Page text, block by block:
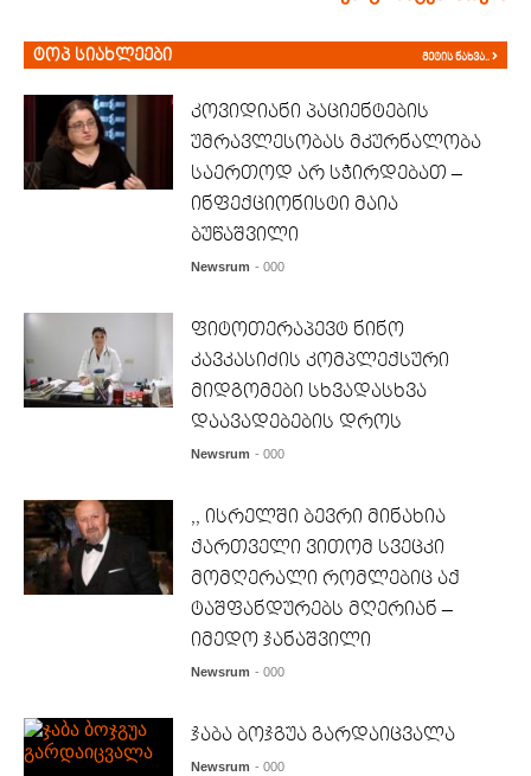
ტოპ სიახლეები მეტის ნახვა..
კოვიდიანი პაციენტების
უმრავლესობას მკურნალობა
საერთოდ არ სჭირდებათ –
ინფექციონისტი მაია
ბუწაშვილი
Newsrum - 000
ფიტოთერაპევტ ნინო
კავკასიძის კომპლექსური
მიდგომები სხვადასხვა
დაავადებების დროს
Newsrum - 000
,, ისრელში ბევრი მინახია
ქართველი ვითომ სვეცკი
მომღერალი რომლებიც აქ
ტაშფანდურებს მღერიან –
იმედო ჯანაშვილი
Newsrum - 000
ჯაბა ბოჯგუა გარდაიცვალა
Newsrum - 000